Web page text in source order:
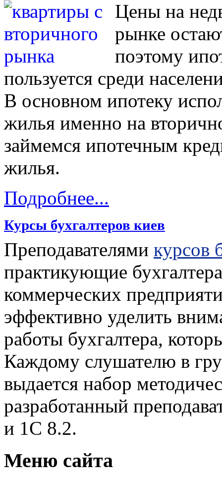
Цены на
рынке
поэтому
пользуется среди
В основном ипотеку
жилья именно на
займемся ипотечным
жилья.
Подробнее...
Курсы бухгалтеров киев
Преподавателями курсов
практикующие
коммерческих
эффективно уделить
работы бухгалтера,
Каждому слушателю в
выдается набор
разработанный
и 1С 8.2.
Меню сайта